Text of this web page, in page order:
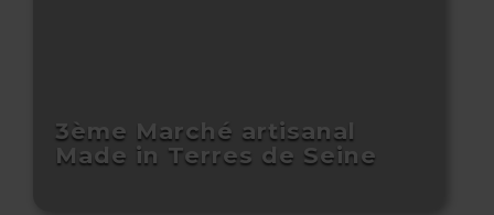
3ème Marché artisanal
Made in Terres de Seine